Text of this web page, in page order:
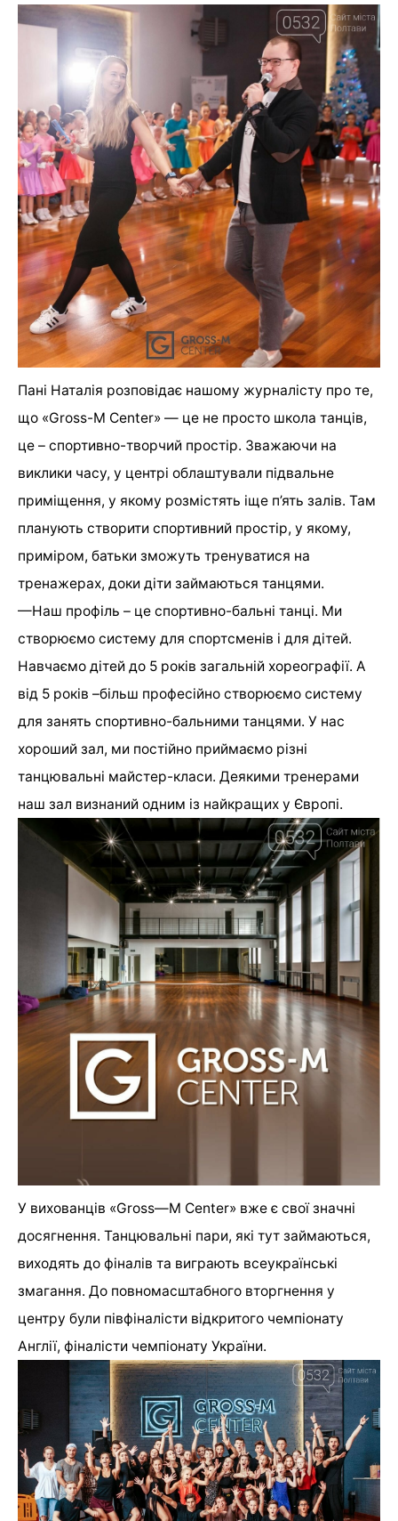
Пані Наталія розповідає нашому журналісту про те,
що «Gross-M Center» — це не просто школа танців,
це – спортивно-творчий простір. Зважаючи на
виклики часу, у центрі облаштували підвальне
приміщення, у якому розмістять іще п’ять залів. Там
планують створити спортивний простір, у якому,
приміром, батьки зможуть тренуватися на
тренажерах, доки діти займаються танцями.
—Наш профіль – це спортивно-бальні танці. Ми
створюємо систему для спортсменів і для дітей.
Навчаємо дітей до 5 років загальній хореографії. А
від 5 років –більш професійно створюємо систему
для занять спортивно-бальними танцями. У нас
хороший зал, ми постійно приймаємо різні
танцювальні майстер-класи. Деякими тренерами
наш зал визнаний одним із найкращих у Європі.
У вихованців «Gross—M Center» вже є свої значні
досягнення. Танцювальні пари, які тут займаються,
виходять до фіналів та виграють всеукраїнські
змагання. До повномасштабного вторгнення у
центру були півфіналісти відкритого чемпіонату
Англії, фіналісти чемпіонату України.